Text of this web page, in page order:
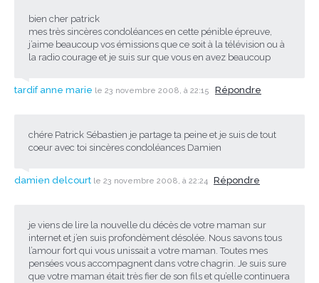
bien cher patrick
mes très sincères condoléances en cette pénible épreuve,
j’aime beaucoup vos émissions que ce soit à la télévision ou à
la radio courage et je suis sur que vous en avez beaucoup
tardif anne marie le 23 novembre 2008, à 22:15 Répondre
chére Patrick Sébastien je partage ta peine et je suis de tout
coeur avec toi sincères condoléances Damien
damien delcourt le 23 novembre 2008, à 22:24 Répondre
je viens de lire la nouvelle du décès de votre maman sur
internet et j’en suis profondèment désolée. Nous savons tous
l’amour fort qui vous unissait a votre maman. Toutes mes
pensées vous accompagnent dans votre chagrin. Je suis sure
que votre maman était très fier de son fils et qu’elle continuera